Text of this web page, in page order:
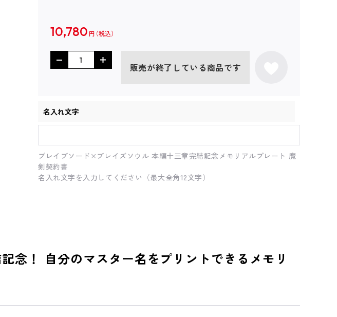
10,780 円
販売が終了している商品です
名入れ文字
ブレイブソード×ブレイズソウル 本編十三章完結記念メモリアルプレート 魔
剣契約書
名入れ文字を入力してください（最大全角12文字）
念！ 自分のマスター名をプリントできるメモリ